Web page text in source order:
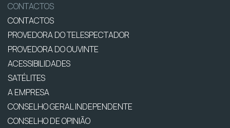
CONTACTOS
CONTACTOS
PROVEDORA DO TELESPECTADOR
PROVEDORA DO OUVINTE
ACESSIBILIDADES
SATÉLITES
A EMPRESA
CONSELHO GERAL INDEPENDENTE
CONSELHO DE OPINIÃO